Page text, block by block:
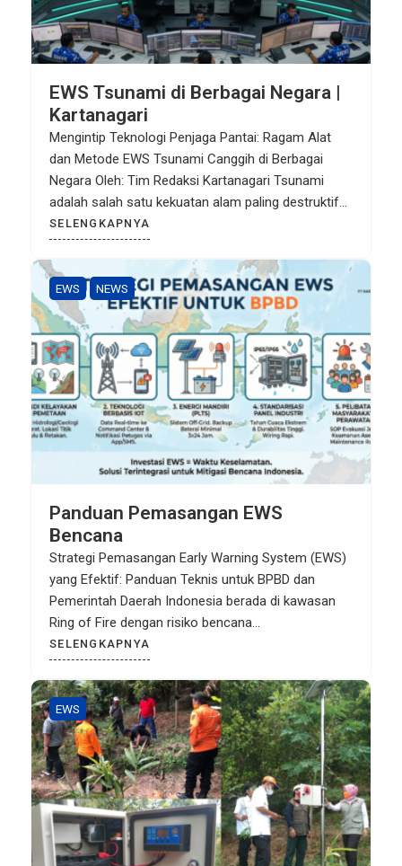
EWS Tsunami di Berbagai Negara |
Kartanagari
Mengintip Teknologi Penjaga Pantai: Ragam Alat
dan Metode EWS Tsunami Canggih di Berbagai
Negara Oleh: Tim Redaksi Kartanagari Tsunami
adalah salah satu kekuatan alam paling destruktif
yang dapat menghantam wilayah pesisir tanpa
peringatan visual yang jelas sebelumnya. Dalam
mitigasi bencana tsunami, waktu adalah nyawa.
Detik-detik berharga antara terjadinya gempa bumi
di dasar laut dan tibanya […]
SELENGKAPNYA
EWS NEWS
Panduan Pemasangan EWS
Bencana
Strategi Pemasangan Early Warning System (EWS)
yang Efektif: Panduan Teknis untuk BPBD dan
Pemerintah Daerah Indonesia berada di kawasan
Ring of Fire dengan risiko bencana
hidrometeorologi seperti banjir dan tanah longsor
yang terus meningkat setiap tahunnya. Dalam
upaya mitigasi, Badan Penanggulangan Bencana
Daerah (BPBD) memegang peran vital sebagai
garda terdepan keselamatan warga. Salah satu
instrumen […]
SELENGKAPNYA
EWS